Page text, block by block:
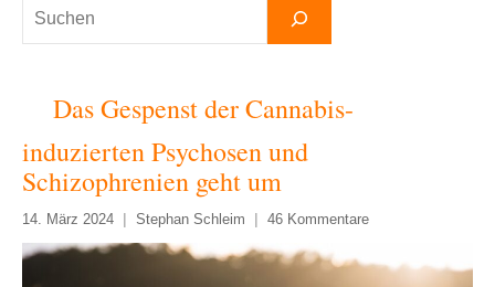
Suchen
Das Gespenst der Cannabis-
induzierten Psychosen und
Schizophrenien geht um
14. März 2024 Stephan Schleim 46 Kommentare